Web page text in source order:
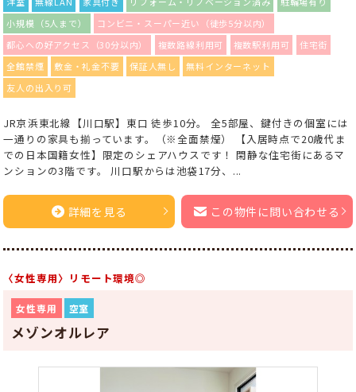
小規模（5人まで）
コンビニ・スーパー近い（徒歩5分以内）
都心への好アクセス（30分以内）
複数路線利用可 複数駅利用可
住宅街
全館禁煙
敷金・礼金不要 保証人無し
無料インターネット
友人の出入り可
JR京浜東北線【川口駅】東口 徒歩10分。 全5部屋、鍵付きの個室には
一通りの家具も揃っています。（※全面禁煙） 【入居時点で20歳代ま
での日本国籍女性】限定のシェアハウスです！ 閑静な住宅街にあるマ
ンションの3階です。 川口駅からは池袋17分、...
詳細を見る この物件に問い合わせる
〈女性専用〉リモート環境◎
女性専用 空室
メゾンオルレア